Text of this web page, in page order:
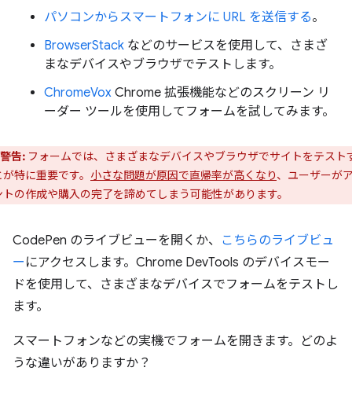
パソコンからスマートフォンに URL を送信する。
BrowserStack などのサービスを使用して、さまざ
まなデバイスやブラウザでテストします。
ChromeVox Chrome 拡張機能などのスクリーン リ
ーダー ツールを使用してフォームを試してみます。
警告: フォームでは、さまざまなデバイスやブラウザでサイトをテスト
特に重要です。 小さな問題が原因で直帰率が高くなり、ユーザーが
トの作成や購入の完了を諦めてしまう可能性があります。
CodePen のライブビューを開くか、 こちらのライブビュ
ー にアクセスします。Chrome DevTools のデバイスモー
ドを使用して、さまざまなデバイスでフォームをテストし
ます。
スマートフォンなどの実機でフォームを開きます。どのよ
うな違いがありますか？